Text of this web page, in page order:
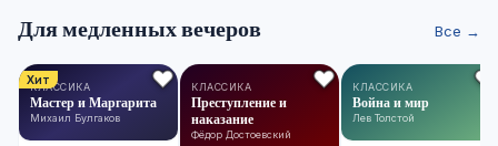
Для медленных вечеров Все →
Хит
КЛАССИКА
Мастер и Маргарита
Михаил Булгаков
КЛАССИКА
Преступление и
наказание
Фёдор Достоевский
КЛАССИКА
Война и мир
Лев Толстой